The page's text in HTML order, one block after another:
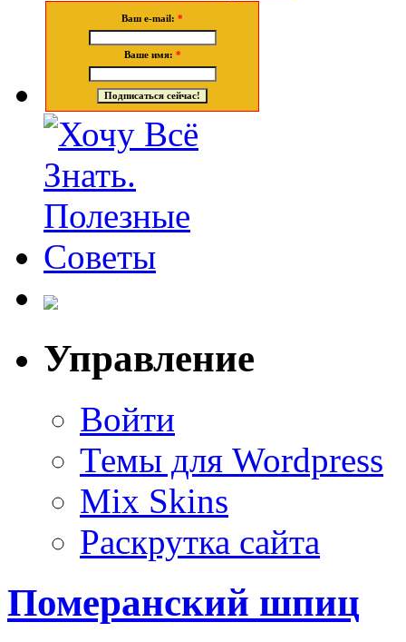
Ваш e-mail: *
Ваше имя: *
Управление
Войти
Темы для Wordpress
Mix Skins
Раскрутка сайта
Померанский шпиц